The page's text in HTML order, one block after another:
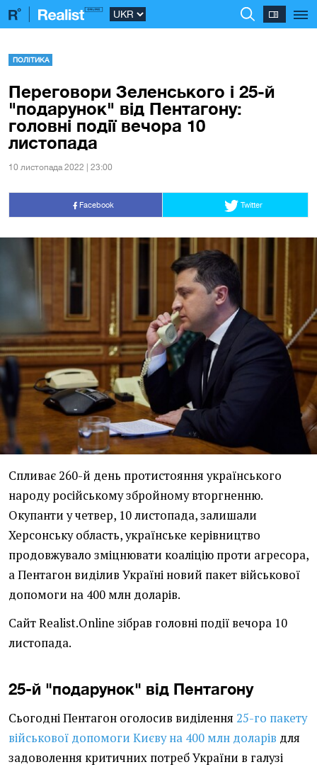
ПОЛІТИКА
Переговори Зеленського і 25-й
"подарунок" від Пентагону:
головні події вечора 10
листопада
10 листопада 2022 | 23:00
Facebook Twitter
Спливає 260-й день протистояння українського
народу російському збройному вторгненню.
Окупанти у четвер, 10 листопада, залишали
Херсонську область, українське керівництво
продовжувало зміцнювати коаліцію проти агресора,
а Пентагон виділив Україні новий пакет військової
допомоги на 400 млн доларів.
Сайт Realist.Online зібрав головні події вечора 10
листопада.
25-й "подарунок" від Пентагону
Сьогодні Пентагон оголосив виділення 25-го пакету
військової допомоги Києву на 400 млн доларів для
задоволення критичних потреб України в галузі